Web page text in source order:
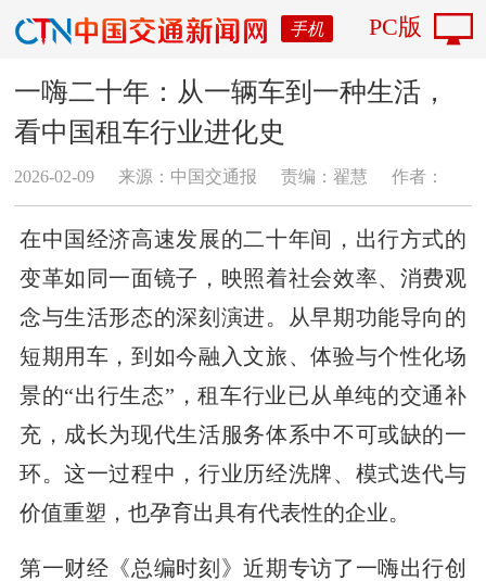
手机 PC版
一嗨二十年：从一辆车到一种生活，
看中国租车行业进化史
2026-02-09 来源：中国交通报 责编：翟慧 作者：
在中国经济高速发展的二十年间，出行方式的
变革如同一面镜子，映照着社会效率、消费观
念与生活形态的深刻演进。从早期功能导向的
短期用车，到如今融入文旅、体验与个性化场
景的“出行生态”，租车行业已从单纯的交通补
充，成长为现代生活服务体系中不可或缺的一
环。这一过程中，行业历经洗牌、模式迭代与
价值重塑，也孕育出具有代表性的企业。
第一财经《总编时刻》近期专访了一嗨出行创